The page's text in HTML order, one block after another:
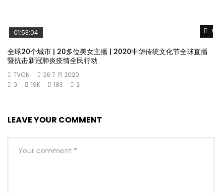
01:53:04
全球20个城市 | 20多位美女主播 | 2020中华传统文化节全球直播
暨抗击新冠肺炎疫情全民行动
TVCN
26 7 月 2020
0
19K 183 2
LEAVE YOUR COMMENT